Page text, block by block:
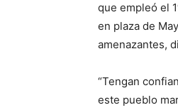
que empleó el
en plaza de
amenazantes,
“Tengan
este pueblo